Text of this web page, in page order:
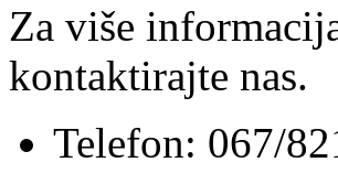
Za više
kontaktirajte nas.
Telefon: 067/